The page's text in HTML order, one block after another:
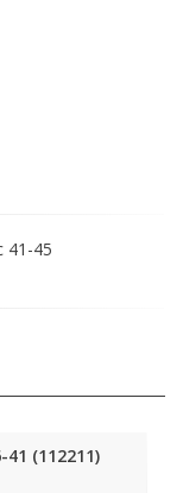
41-45
41 (112211)